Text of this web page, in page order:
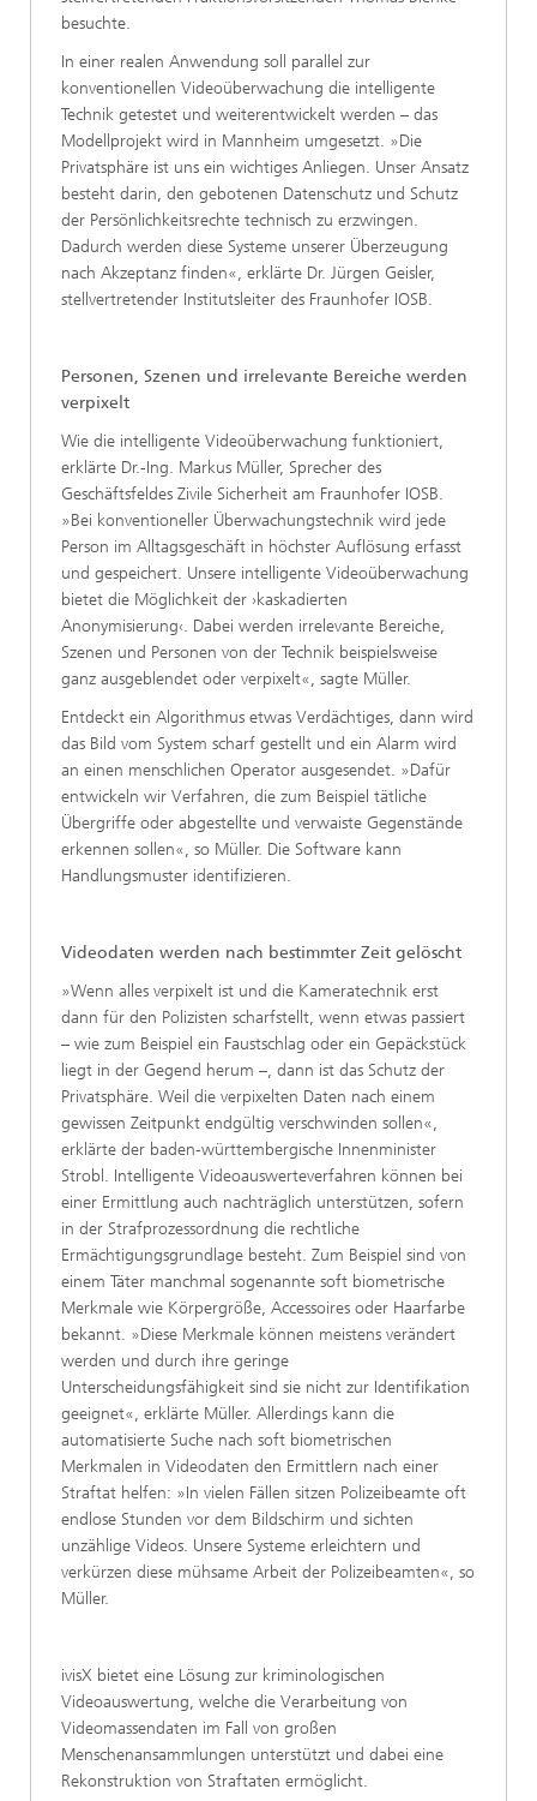
besuchte.
In einer realen Anwendung soll parallel zur
konventionellen Videoüberwachung die intelligente
Technik getestet und weiterentwickelt werden – das
Modellprojekt wird in Mannheim umgesetzt. »Die
Privatsphäre ist uns ein wichtiges Anliegen. Unser Ansatz
besteht darin, den gebotenen Datenschutz und Schutz
der Persönlichkeitsrechte technisch zu erzwingen.
Dadurch werden diese Systeme unserer Überzeugung
nach Akzeptanz finden«, erklärte Dr. Jürgen Geisler,
stellvertretender Institutsleiter des Fraunhofer IOSB.
Personen, Szenen und irrelevante Bereiche werden
verpixelt
Wie die intelligente Videoüberwachung funktioniert,
erklärte Dr.-Ing. Markus Müller, Sprecher des
Geschäftsfeldes Zivile Sicherheit am Fraunhofer IOSB.
»Bei konventioneller Überwachungstechnik wird jede
Person im Alltagsgeschäft in höchster Auflösung erfasst
und gespeichert. Unsere intelligente Videoüberwachung
bietet die Möglichkeit der ›kaskadierten
Anonymisierung‹. Dabei werden irrelevante Bereiche,
Szenen und Personen von der Technik beispielsweise
ganz ausgeblendet oder verpixelt«, sagte Müller.
Entdeckt ein Algorithmus etwas Verdächtiges, dann wird
das Bild vom System scharf gestellt und ein Alarm wird
an einen menschlichen Operator ausgesendet. »Dafür
entwickeln wir Verfahren, die zum Beispiel tätliche
Übergriffe oder abgestellte und verwaiste Gegenstände
erkennen sollen«, so Müller. Die Software kann
Handlungsmuster identifizieren.
Videodaten werden nach bestimmter Zeit gelöscht
»Wenn alles verpixelt ist und die Kameratechnik erst
dann für den Polizisten scharfstellt, wenn etwas passiert
– wie zum Beispiel ein Faustschlag oder ein Gepäckstück
liegt in der Gegend herum –, dann ist das Schutz der
Privatsphäre. Weil die verpixelten Daten nach einem
gewissen Zeitpunkt endgültig verschwinden sollen«,
erklärte der baden-württembergische Innenminister
Strobl. Intelligente Videoauswerteverfahren können bei
einer Ermittlung auch nachträglich unterstützen, sofern
in der Strafprozessordnung die rechtliche
Ermächtigungsgrundlage besteht. Zum Beispiel sind von
einem Täter manchmal sogenannte soft biometrische
Merkmale wie Körpergröße, Accessoires oder Haarfarbe
bekannt. »Diese Merkmale können meistens verändert
werden und durch ihre geringe
Unterscheidungsfähigkeit sind sie nicht zur Identifikation
geeignet«, erklärte Müller. Allerdings kann die
automatisierte Suche nach soft biometrischen
Merkmalen in Videodaten den Ermittlern nach einer
Straftat helfen: »In vielen Fällen sitzen Polizeibeamte oft
endlose Stunden vor dem Bildschirm und sichten
unzählige Videos. Unsere Systeme erleichtern und
verkürzen diese mühsame Arbeit der Polizeibeamten«, so
Müller.
ivisX bietet eine Lösung zur kriminologischen
Videoauswertung, welche die Verarbeitung von
Videomassendaten im Fall von großen
Menschenansammlungen unterstützt und dabei eine
Rekonstruktion von Straftaten ermöglicht.